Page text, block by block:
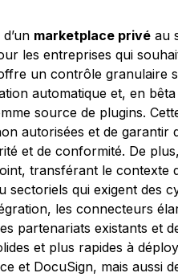
marketplace privé au
les entreprises qui
un contrôle granulaire
automatique et, en
source de plugins.
autorisées et de garantir
et de conformité. De
transférant le contexte
sectoriels qui exigent des
les connecteurs
partenariats existants et
et plus rapides à
et DocuSign, mais aussi